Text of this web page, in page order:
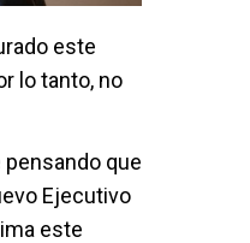
este
lo tanto, no
pensando que
Ejecutivo
este